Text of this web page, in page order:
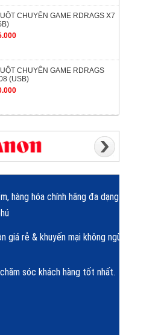
CHUYÊN GAME RDRAGS X7
CHUYÊN GAME RDRAGS
(USB)
hàng hóa chính hãng đa dạng
giá rẻ & khuyến mại không ngừng.
sóc khách hàng tốt nhất.